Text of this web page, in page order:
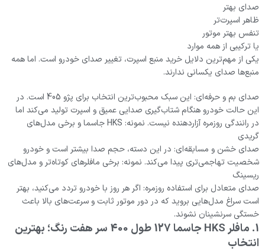
صدای بهتر
ظاهر اسپرت‌تر
تنفس بهتر موتور
یا ترکیبی از همه موارد
یکی از مهم‌ترین دلایل خرید منبع اسپرت، تغییر صدای خودرو است. اما همه
منبع‌ها صدای یکسانی ندارند.
صدای بم و حرفه‌ای: این سبک محبوب‌ترین انتخاب برای پژو 405 است. در
این حالت خودرو هنگام شتاب‌گیری صدایی عمیق و اسپرت تولید می‌کند اما
در رانندگی روزمره آزاردهنده نیست. نمونه: HKS جاسما و برخی مدل‌های
گریدی
صدای خشن و مسابقه‌ای: در این دسته، حجم صدا بیشتر است و خودرو
شخصیت تهاجمی‌تری پیدا می‌کند. نمونه: برخی مافلرهای کوتاه‌تر و مدل‌های
ریسینگ
صدای متعادل برای استفاده روزمره: اگر هر روز با خودرو تردد می‌کنید، بهتر
است سراغ مدل‌هایی بروید که در دور موتور ثابت و سرعت‌های بالا باعث
خستگی سرنشینان نشوند.
1. مافلر HKS جاسما 127 طول 400 سر هفت رنگ؛ بهترین
انتخاب